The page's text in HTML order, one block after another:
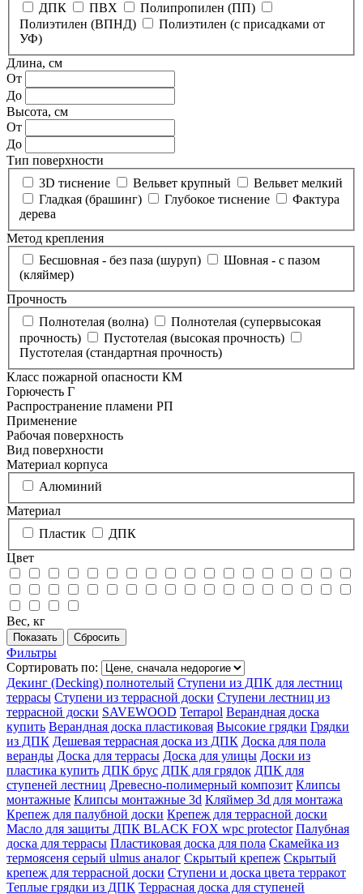
ДПК
ПВХ
Полипропилен (ПП)
Полиэтилен (ВПНД)
Полиэтилен (с присадками от
УФ)
Длина, см
От
До
Высота, см
От
До
Тип поверхности
3D тиснение
Вельвет крупный
Вельвет мелкий
Гладкая (брашинг)
Глубокое тиснение
Фактура
дерева
Метод крепления
Бесшовная - без паза (шуруп)
Шовная - с пазом
(кляймер)
Прочность
Полнотелая (волна)
Полнотелая (супервысокая
прочность)
Пустотелая (высокая прочность)
Пустотелая (стандартная прочность)
Класс пожарной опасности КМ
Горючесть Г
Распространение пламени РП
Применение
Рабочая поверхность
Вид поверхности
Материал корпуса
Алюминий
Материал
Пластик
ДПК
Цвет
Вес, кг
Фильтры
Сортировать по:
Декинг (Decking) полнотелый Ступени из ДПК для лестниц
террасы Ступени из террасной доски Ступени лестниц из
террасной доски SAVEWOOD Terrapol Верандная доска
купить Верандная доска пластиковая Высокие грядки Грядки
из ДПК Дешевая террасная доска из ДПК Доска для пола
веранды Доска для террасы Доска для улицы Доски из
пластика купить ДПК брус ДПК для грядок ДПК для
ступеней лестниц Древесно-полимерный композит Клипсы
монтажные Клипсы монтажные 3d Кляймер 3d для монтажа
Крепеж для палубной доски Крепеж для террасной доски
Масло для защиты ДПК BLACK FOX wpc protector Палубная
доска для террасы Пластиковая доска для пола Скамейка из
термоясеня серый ulmus аналог Скрытый крепеж Скрытый
крепеж для террасной доски Ступени и доска цвета терракот
Теплые грядки из ДПК Террасная доска для ступеней